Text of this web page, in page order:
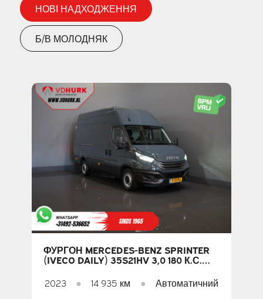
НОВІ НАДХОДЖЕННЯ
Б/В МОЛОДНЯК
ФУРГОН MERCEDES-BENZ SPRINTER
(IVECO DAILY) 35S21HV 3,0 180 К.С.
ОСВІТЛЕННЯ, ТЯГОВЕ ЗУСИЛЛЯ 3,5
Т, АДАПТИВНИЙ КРУЇЗ-КОНТРОЛЬ,
2023 ● 14 935 км ● Автоматичний